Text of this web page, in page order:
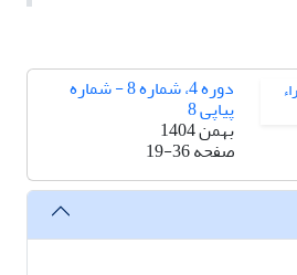
دوره 4، شماره 8 - شماره
پیاپی 8
بهمن 1404
صفحه19-36